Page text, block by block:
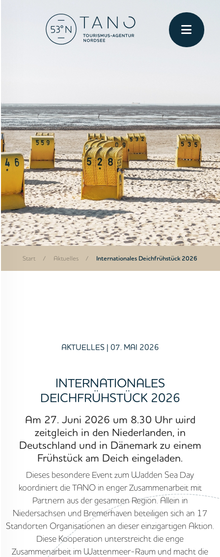
Start / Aktuelles / Internationales Deichfrühstück 2026
AKTUELLES | 07. MAI 2026
INTERNATIONALES
DEICHFRÜHSTÜCK 2026
Am 27. Juni 2026 um 8.30 Uhr wird
zeitgleich in den Niederlanden, in
Deutschland und in Dänemark zu einem
Frühstück am Deich eingeladen.
Dieses besondere Event zum Wadden Sea Day
koordiniert die TANO in enger Zusammenarbeit mit
Partnern aus der gesamten Region. Allein in
Niedersachsen und Bremerhaven beteiligen sich an 17
Standorten Organisationen an dieser einzigartigen Aktion.
Diese Kooperation unterstreicht die enge
Zusammenarbeit im Wattenmeer-Raum und macht die